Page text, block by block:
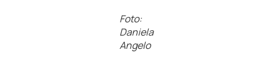
Foto:
Daniela
Angelo